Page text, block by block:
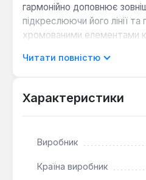
гармонійно доповнює
підкреслюючи його лінії
хромованими елементами
виробництві автомобільних
легкість монтажу без
матеріалом, стійким до
Читати повністю
Характеристики
Виробник
Країна виробник